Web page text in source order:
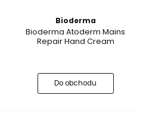
Bioderma
Bioderma Atoderm Mains
Repair Hand Cream
Do obchodu